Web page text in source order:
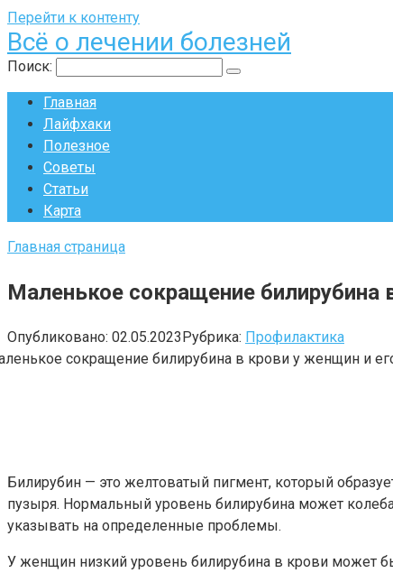
Перейти к контенту
Всё о лечении болезней
Поиск:
Главная
Лайфхаки
Полезное
Советы
Статьи
Карта
Главная страница
Маленькое сокращение
Опубликовано: 02.05.2023Рубрика: Профилактика
Билирубин — это желтоватый пигмент, который
пузыря. Нормальный уровень билирубина может
указывать на определенные проблемы.
У женщин низкий уровень билирубина в крови может